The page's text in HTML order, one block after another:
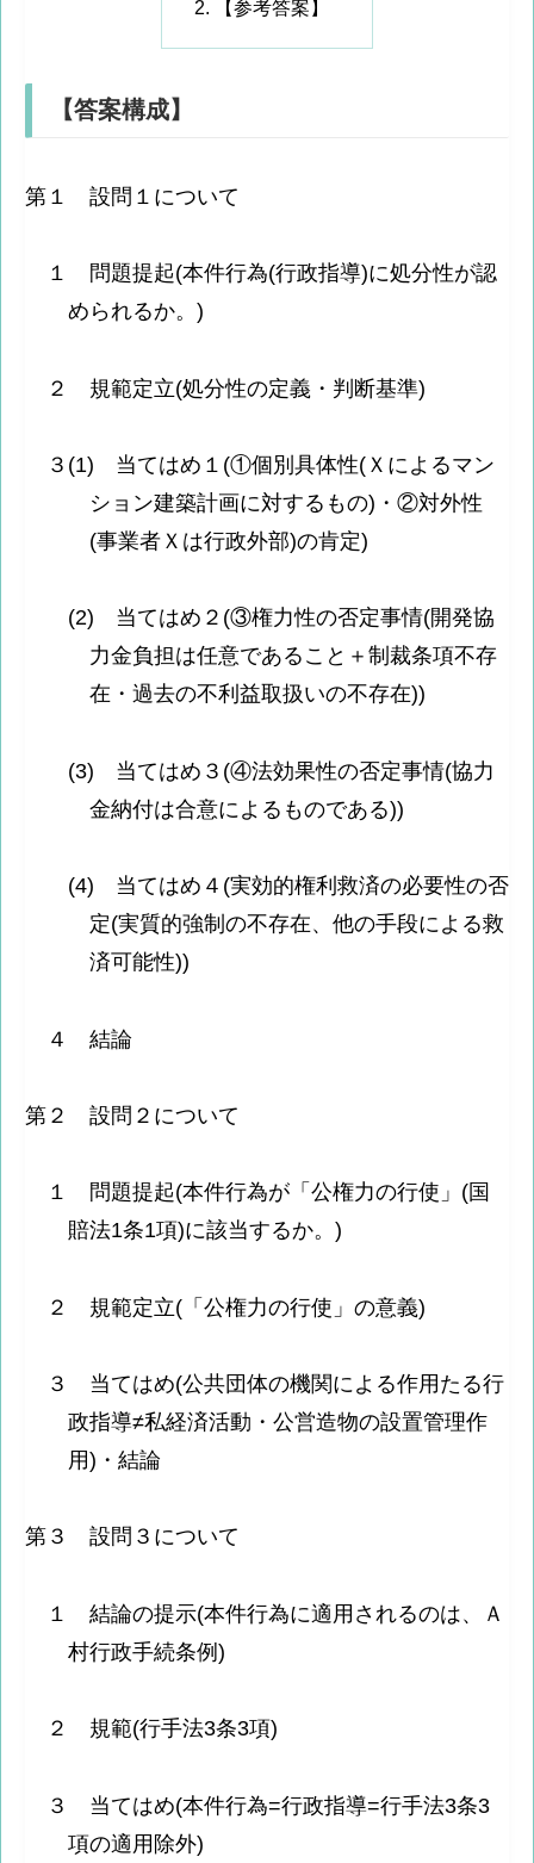
【参考答案】
【答案構成】
第１ 設問１について
１ 問題提起(本件行為(行政指導)に処分性が認
められるか。)
２ 規範定立(処分性の定義・判断基準)
３(1) 当てはめ１(①個別具体性(Ｘによるマン
ション建築計画に対するもの)・②対外性
(事業者Ｘは行政外部)の肯定)
(2) 当てはめ２(③権力性の否定事情(開発協
力金負担は任意であること＋制裁条項不存
在・過去の不利益取扱いの不存在))
(3) 当てはめ３(④法効果性の否定事情(協力
金納付は合意によるものである))
(4) 当てはめ４(実効的権利救済の必要性の否
定(実質的強制の不存在、他の手段による救
済可能性))
４ 結論
第２ 設問２について
１ 問題提起(本件行為が「公権力の行使」(国
賠法1条1項)に該当するか。)
２ 規範定立(「公権力の行使」の意義)
３ 当てはめ(公共団体の機関による作用たる行
政指導≠私経済活動・公営造物の設置管理作
用)・結論
第３ 設問３について
１ 結論の提示(本件行為に適用されるのは、Ａ
村行政手続条例)
２ 規範(行手法3条3項)
３ 当てはめ(本件行為=行政指導=行手法3条3
項の適用除外)